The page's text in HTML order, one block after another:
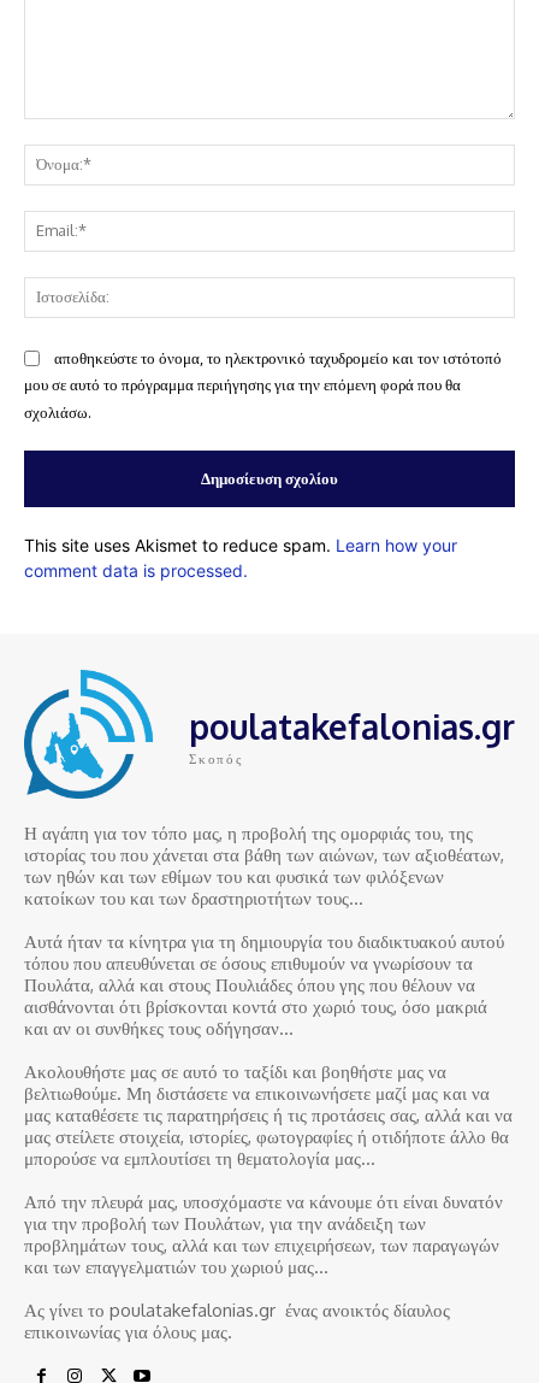
αποθηκεύστε το όνομα, το ηλεκτρονικό ταχυδρομείο και τον ιστότοπό
μου σε αυτό το πρόγραμμα περιήγησης για την επόμενη φορά που θα
σχολιάσω.
This site uses Akismet to reduce spam. Learn how your
comment data is processed.
poulatakefalonias.gr
Σκοπός
Η αγάπη για τον τόπο μας, η προβολή της ομορφιάς του, της
ιστορίας του που χάνεται στα βάθη των αιώνων, των αξιοθέατων,
των ηθών και των εθίμων του και φυσικά των φιλόξενων
κατοίκων του και των δραστηριοτήτων τους…
Αυτά ήταν τα κίνητρα για τη δημιουργία του διαδικτυακού αυτού
τόπου που απευθύνεται σε όσους επιθυμούν να γνωρίσουν τα
Πουλάτα, αλλά και στους Πουλιάδες όπου γης που θέλουν να
αισθάνονται ότι βρίσκονται κοντά στο χωριό τους, όσο μακριά
και αν οι συνθήκες τους οδήγησαν…
Ακολουθήστε μας σε αυτό το ταξίδι και βοηθήστε μας να
βελτιωθούμε. Μη διστάσετε να επικοινωνήσετε μαζί μας και να
μας καταθέσετε τις παρατηρήσεις ή τις προτάσεις σας, αλλά και να
μας στείλετε στοιχεία, ιστορίες, φωτογραφίες ή οτιδήποτε άλλο θα
μπορούσε να εμπλουτίσει τη θεματολογία μας…
Από την πλευρά μας, υποσχόμαστε να κάνουμε ότι είναι δυνατόν
για την προβολή των Πουλάτων, για την ανάδειξη των
προβλημάτων τους, αλλά και των επιχειρήσεων, των παραγωγών
και των επαγγελματιών του χωριού μας…
Ας γίνει το poulatakefalonias.gr ένας ανοικτός δίαυλος
επικοινωνίας για όλους μας.